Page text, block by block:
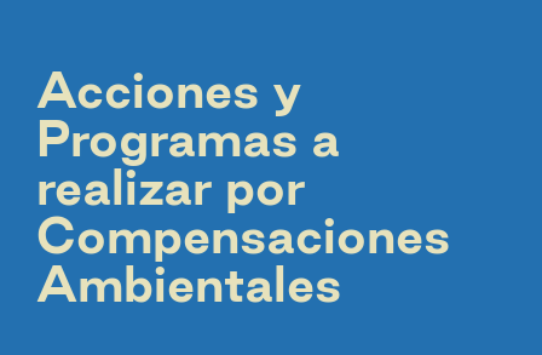
Acciones y
Programas a
realizar por
Compensaciones
Ambientales